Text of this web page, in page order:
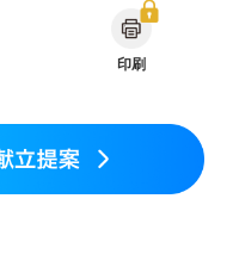
貧血対策
印刷